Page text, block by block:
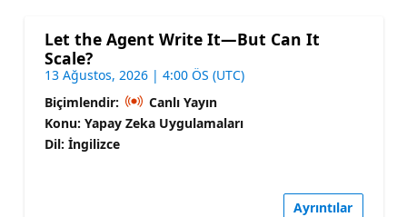
Let the Agent Write It—But Can It
Scale?
13 Ağustos, 2026 | 4:00 ÖS (UTC)
Biçimlendir:
Canlı Yayın
Konu: Yapay Zeka Uygulamaları
Dil: İngilizce
Ayrıntılar